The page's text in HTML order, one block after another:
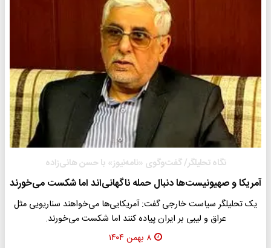
نگاه تحلیلگر/ گفت‌وگوی «نامه‌نیوز» با حسن هانی‌زاده
آمریکا و صهیونیست‌ها دنبال حمله ناگهانی‌اند اما شکست می‌خورند
یک تحلیلگر سیاست خارجی گفت: آمریکایی‌ها می‌خواهند سناریویی مثل
عراق و لیبی بر ایران پیاده کنند اما شکست می‌خورند‌.
۸ بهمن ۱۴۰۴